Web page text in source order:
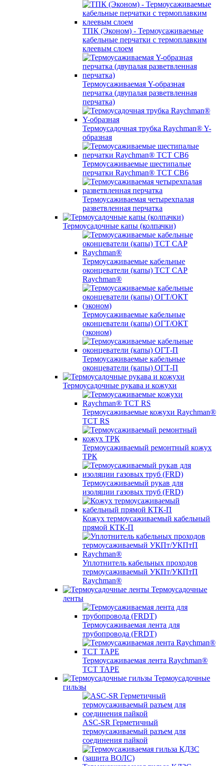
ТПК (Эконом) - Термоусаживаемые
кабельные перчатки с термоплавким
клеевым слоем
Термоусаживаемая Y-образная
перчатка (двупалая разветвленная
перчатка)
Термоусадочная трубка Raychman® Y-
образная
Термоусаживаемые шестипалые
перчатки Raychman® ТСТ СВ6
Термоусаживаемая четырехпалая
разветвленная перчатка
Термоусадочные капы (колпачки)
Термоусаживаемые кабельные
оконцеватели (капы) ТCT CAP
Raychman®
Термоусаживаемые кабельные
оконцеватели (капы) ОГТ/ОКТ
(эконом)
Термоусаживаемые кабельные
оконцеватели (капы) ОГТ-П
Термоусадочные рукава и кожухи
Термоусаживаемые кожухи Raychman®
TCT RS
Термоусаживаемый ремонтный кожух
ТРК
Термоусаживаемый рукав для
изоляции газовых труб (FRD)
Кожух термоусаживаемый кабельный
прямой КТК-П
Уплотнитель кабельных проходов
термоусаживаемый УКПт/УКПтП
Raychman®
Термоусадочные
ленты
Термоусаживаемая лента для
трубопровода (FRDT)
Термоусаживаемая лента Raychman®
TCT TAPE
Термоусадочные
гильзы
ASC‐SR Герметичный
термоусаживаемый разъем для
соединения пайкой